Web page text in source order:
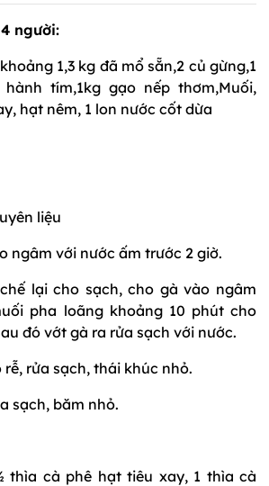
người:
1,3 kg đã mổ sẵn,2 củ gừng,1
tím,1kg gạo nếp thơm,Muối,
hạt nêm, 1 lon nước cốt dừa
liệu
ngâm với nước ấm trước 2 giờ.
lại cho sạch, cho gà vào ngâm
pha loãng khoảng 10 phút cho
đó vớt gà ra rửa sạch với nước.
rửa sạch, thái khúc nhỏ.
sạch, băm nhỏ.
thìa cà phê hạt tiêu xay, 1 thìa cà